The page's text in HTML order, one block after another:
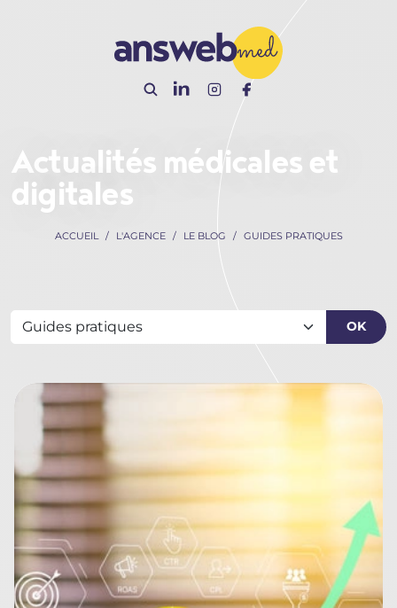
Actualités médicales et
digitales
ACCUEIL L'AGENCE LE BLOG GUIDES PRATIQUES
OK